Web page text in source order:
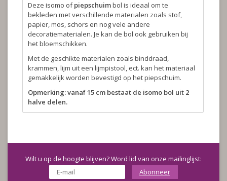
Deze isomo ofpiepschuimbol is ideaal om te
bekleden met verschillende materialen zoals stof,
papier, mos, schors en nog vele andere
decoratiematerialen. Je kan de bol ook gebruiken bij
het bloemschikken.
Met de geschikte materialen zoals binddraad,
krammen, lijm uit een lijmpistool, ect. kan het materiaal
gemakkelijk worden bevestigd op het piepschuim.
Opmerking: vanaf 15 cm bestaat de isomo bol uit 2
halve delen.
Wilt u op de hoogte blijven? Word lid van onze mailinglijst:
Abonneer